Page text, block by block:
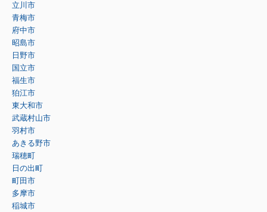
立川市
青梅市
府中市
昭島市
日野市
国立市
福生市
狛江市
東大和市
武蔵村山市
羽村市
あきる野市
瑞穂町
日の出町
町田市
多摩市
稲城市